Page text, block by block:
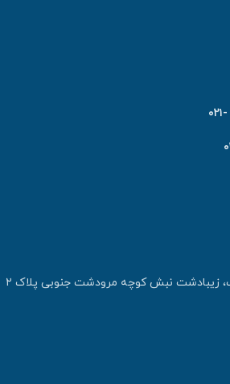
آدرس: تهران، دهکده المپیک، زیبادشت نبش کوچه مرودشت جنوبی پلاک ۲